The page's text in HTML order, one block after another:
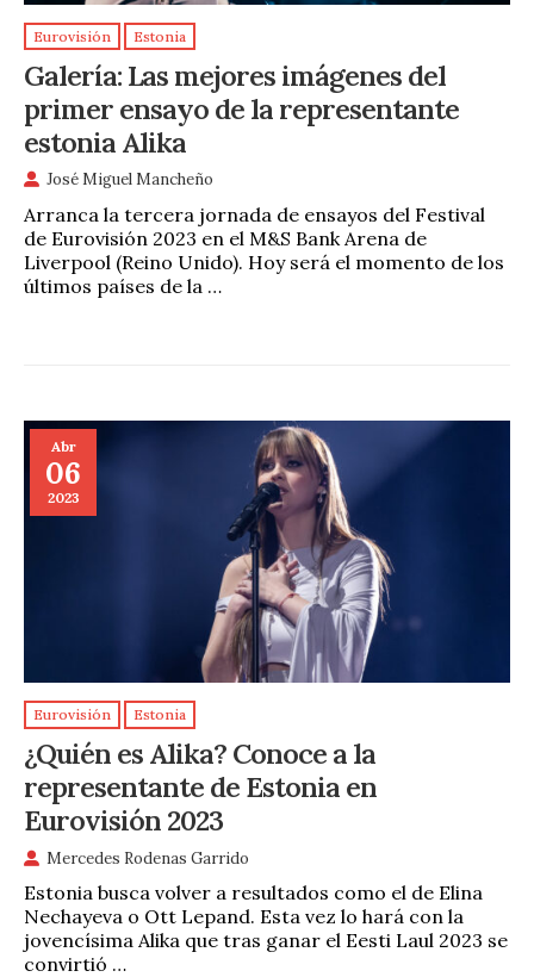
Eurovisión Estonia
Galería: Las mejores imágenes del
primer ensayo de la representante
estonia Alika
José Miguel Mancheño
Arranca la tercera jornada de ensayos del Festival
de Eurovisión 2023 en el M&S Bank Arena de
Liverpool (Reino Unido). Hoy será el momento de los
últimos países de la …
Abr
06
2023
Eurovisión Estonia
¿Quién es Alika? Conoce a la
representante de Estonia en
Eurovisión 2023
Mercedes Rodenas Garrido
Estonia busca volver a resultados como el de Elina
Nechayeva o Ott Lepand. Esta vez lo hará con la
jovencísima Alika que tras ganar el Eesti Laul 2023 se
convirtió …